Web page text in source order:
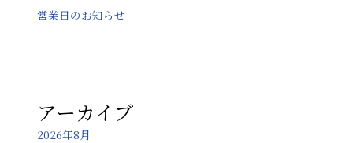
営業日のお知らせ
アーカイブ
2026年8月